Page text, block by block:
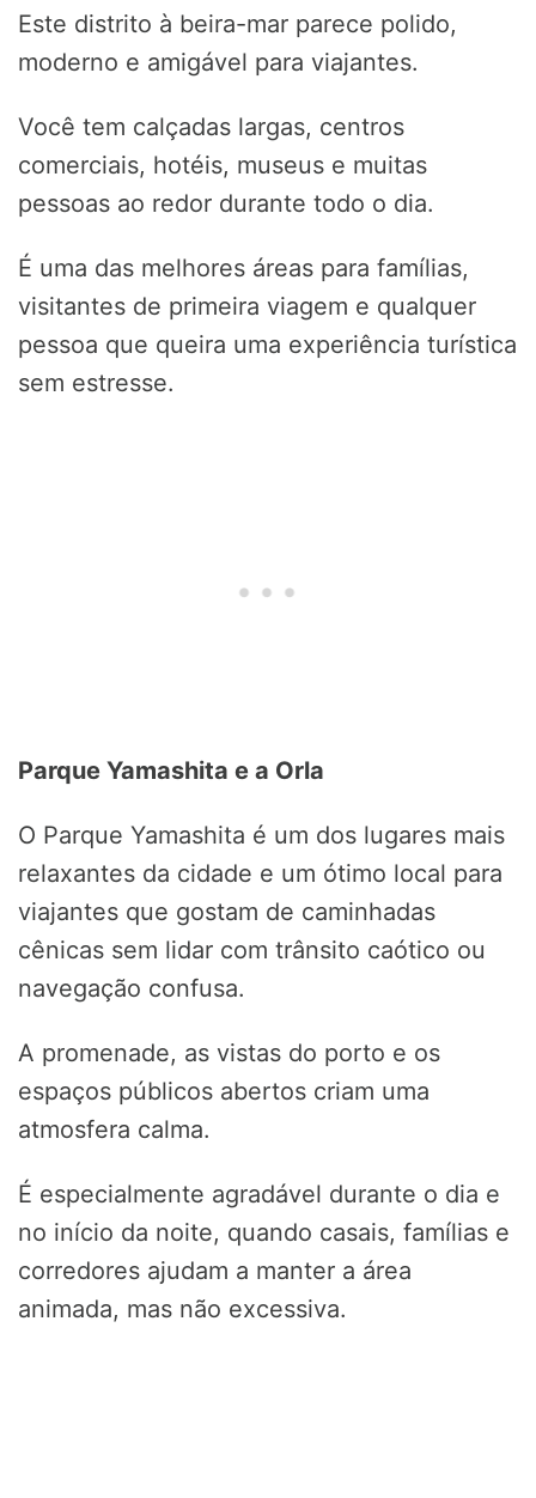
Este distrito à beira-mar parece polido,
moderno e amigável para viajantes.
Você tem calçadas largas, centros
comerciais, hotéis, museus e muitas
pessoas ao redor durante todo o dia.
É uma das melhores áreas para famílias,
visitantes de primeira viagem e qualquer
pessoa que queira uma experiência turística
sem estresse.
Parque Yamashita e a Orla
O Parque Yamashita é um dos lugares mais
relaxantes da cidade e um ótimo local para
viajantes que gostam de caminhadas
cênicas sem lidar com trânsito caótico ou
navegação confusa.
A promenade, as vistas do porto e os
espaços públicos abertos criam uma
atmosfera calma.
É especialmente agradável durante o dia e
no início da noite, quando casais, famílias e
corredores ajudam a manter a área
animada, mas não excessiva.